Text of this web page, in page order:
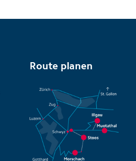
Route planen